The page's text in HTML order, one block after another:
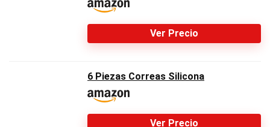
Ver Precio
6 Piezas Correas Silicona
Ver Precio